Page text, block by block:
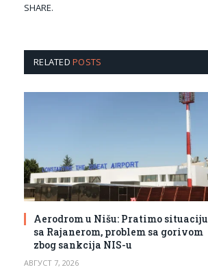
SHARE.
RELATEDPOSTS
Aerodrom u Nišu: Pratimo situaciju
sa Rajanerom, problem sa gorivom
zbog sankcija NIS-u
АВГУСТ 7, 2026